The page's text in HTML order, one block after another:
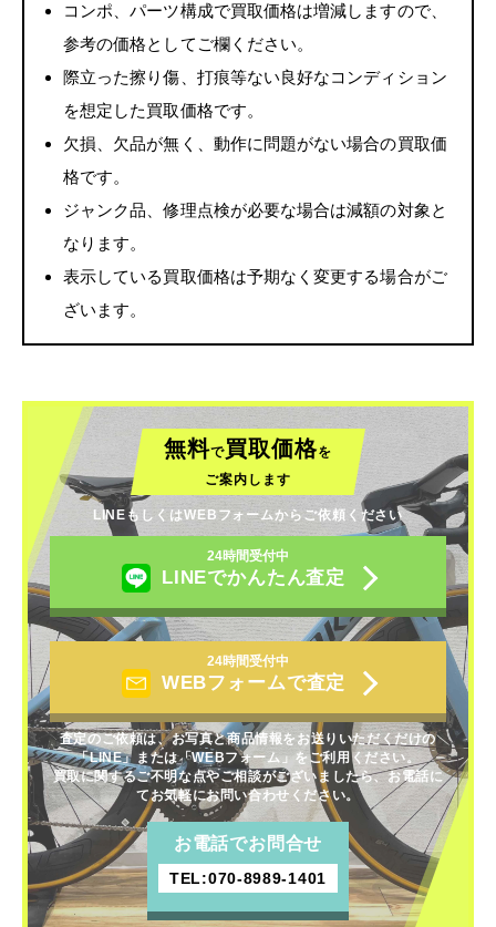
コンポ、パーツ構成で買取価格は増減しますので、
参考の価格としてご欄ください。
際立った擦り傷、打痕等ない良好なコンディション
を想定した買取価格です。
欠損、欠品が無く、動作に問題がない場合の買取価
格です。
ジャンク品、修理点検が必要な場合は減額の対象と
なります。
表示している買取価格は予期なく変更する場合がご
ざいます。
無料で買取価格を
ご案内します
LINEもしくはWEBフォームからご依頼ください
24時間受付中
LINEでかんたん査定
24時間受付中
WEBフォームで査定
査定のご依頼は、お写真と商品情報をお送りいただくだけの
「LINE」または「WEBフォーム」をご利用ください。
買取に関するご不明な点やご相談がございましたら、お電話に
てお気軽にお問い合わせください。
お電話でお問合せ
TEL:070-8989-1401